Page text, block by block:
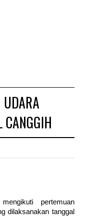
pertemuan
dilaksanakan tanggal